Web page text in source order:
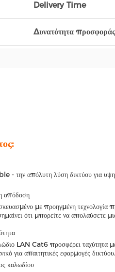
Delivery Time
Δυνατότητα προσφοράς
την απόλυτη λύση δικτύου για
απόδοση
με προηγμένη τεχνολογία
ότι μπορείτε να απολαύσετε
LAN Cat6 προσφέρει
για απαιτητικές εφαρμογές δικτύου.
καλωδίου